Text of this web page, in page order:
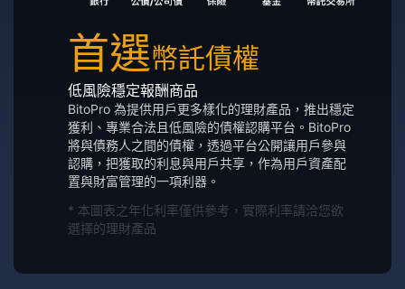
首選幣託債權
低風險穩定報酬商品
BitoPro 為提供用戶更多樣化的理財產品，推出穩定
獲利、專業合法且低風險的債權認購平台。BitoPro
將與債務人之間的債權，透過平台公開讓用戶參與
認購，把獲取的利息與用戶共享，作為用戶資產配
置與財富管理的一項利器。
* 本圖表之年化利率僅供參考，實際利率請洽您欲
選擇的理財產品